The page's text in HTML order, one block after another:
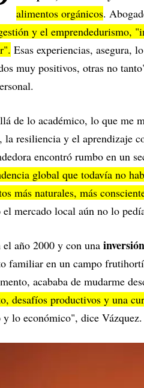
alimentos orgánicos.
y el emprendedurismo,
Esas experiencias, asegura,
muy positivos, otras no
de lo académico, lo que me
la resiliencia y el aprendizaje
encontró rumbo en un
global que todavía no
más naturales, más
el mercado local aún no lo
año 2000 y con una
familiar en un campo
acababa de mudarme
desafíos productivos y una
y lo económico", dice Vázquez.